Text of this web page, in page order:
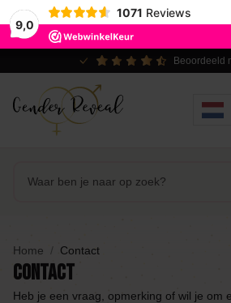
9,0
1071 Reviews
Beoordeeld
Home Contact
Contact
Heb je een vraag, opmerking of wil je om